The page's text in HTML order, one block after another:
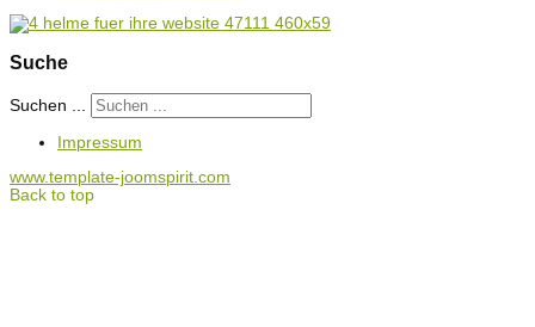
Suche
Suchen ...
Impressum
www.template-joomspirit.com
Back to top